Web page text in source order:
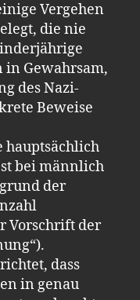
Vergehen
die nie
in Gewahrsam,
des Nazi-
Beweise
hauptsächlich
bei männlich
der
Vorschrift der
dass
in genau